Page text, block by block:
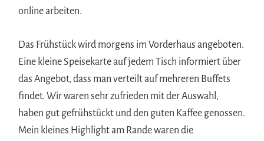
online arbeiten.
Das Frühstück wird morgens im Vorderhaus angeboten.
Eine kleine Speisekarte auf jedem Tisch informiert über
das Angebot, dass man verteilt auf mehreren Buffets
findet. Wir waren sehr zufrieden mit der Auswahl,
haben gut gefrühstückt und den guten Kaffee genossen.
Mein kleines Highlight am Rande waren die